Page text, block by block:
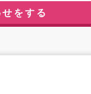
をする